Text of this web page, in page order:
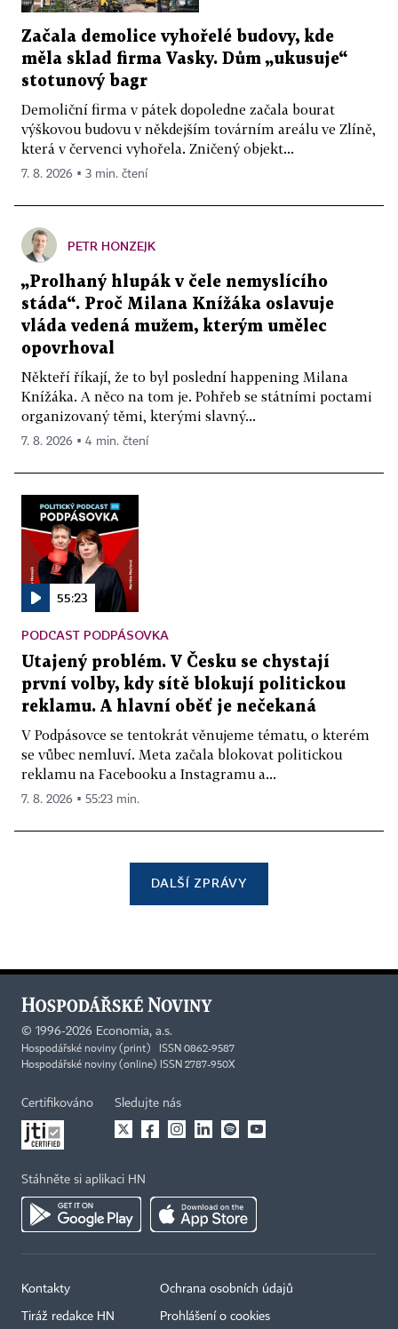
Začala demolice vyhořelé budovy, kde
měla sklad firma Vasky. Dům „ukusuje“
stotunový bagr
Demoliční firma v pátek dopoledne začala bourat
výškovou budovu v někdejším továrním areálu ve Zlíně,
která v červenci vyhořela. Zničený objekt...
7. 8. 2026 ▪ 3 min. čtení
PETR HONZEJK
„Prolhaný hlupák v čele nemyslícího
stáda“. Proč Milana Knížáka oslavuje
vláda vedená mužem, kterým umělec
opovrhoval
Někteří říkají, že to byl poslední happening Milana
Knížáka. A něco na tom je. Pohřeb se státními poctami
organizovaný těmi, kterými slavný...
7. 8. 2026 ▪ 4 min. čtení
55:23
PODCAST PODPÁSOVKA
Utajený problém. V Česku se chystají
první volby, kdy sítě blokují politickou
reklamu. A hlavní oběť je nečekaná
V Podpásovce se tentokrát věnujeme tématu, o kterém
se vůbec nemluví. Meta začala blokovat politickou
reklamu na Facebooku a Instagramu a...
7. 8. 2026 ▪ 55:23 min.
DALŠÍ ZPRÁVY
© 1996-2026 Economia, a.s.
Hospodářské noviny (print) ISSN 0862-9587
Hospodářské noviny (online) ISSN 2787-950X
Certifikováno Sledujte nás
Stáhněte si aplikaci HN
Kontakty
Tiráž redakce HN
Ochrana osobních údajů
Prohlášení o cookies